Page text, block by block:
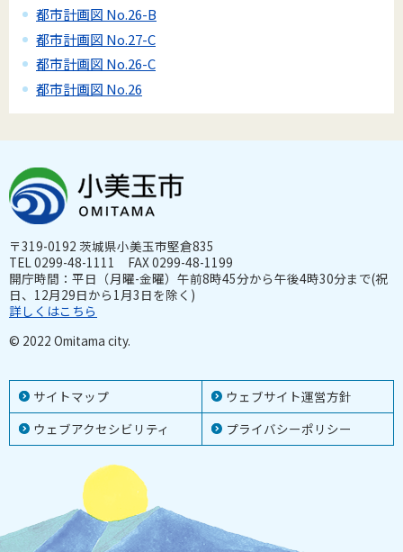
都市計画図 No.26-B
都市計画図 No.27-C
都市計画図 No.26-C
都市計画図 No.26
サイトマップ
ウェブサイト運営方針
ウェブアクセシビリティ
プライバシーポリシー
〒319-0192 茨城県小美玉市堅倉835
TEL 0299-48-1111 FAX 0299-48-1199
開庁時間：平日（月曜-金曜）午前8時45分から午後4時30分まで(祝
日、12月29日から1月3日を除く)
詳しくはこちら
© 2022 Omitama city.